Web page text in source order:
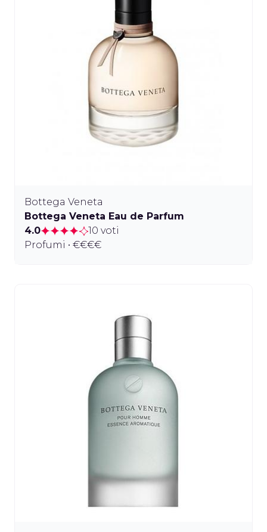
Bottega Veneta
Bottega Veneta Eau de Parfum
4.0
10 voti
Profumi • €€€€